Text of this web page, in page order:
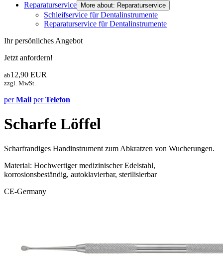
Reparaturservice
More about: Reparaturservice
Schleifservice für Dentalinstrumente
Reparaturservice für Dentalinstrumente
Ihr persönliches Angebot
Jetzt anfordern!
ab12,90 EUR
zzgl. MwSt.
perMail perTelefon
Scharfe Löffel
Scharfrandiges Handinstrument zum Abkratzen von Wucherungen.
Material: Hochwertiger medizinischer Edelstahl,
korrosionsbeständig, autoklavierbar, sterilisierbar
CE-Germany